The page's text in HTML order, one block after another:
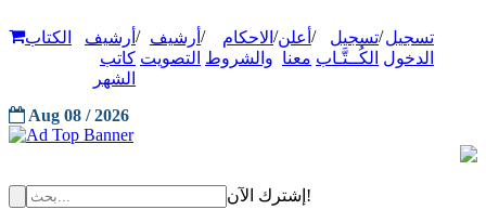
تسجيل
الدخول
/تسجيل
الكُــتَّـاب
/ أعلن
معنا
/ الاحكام
والشروط
/ أرشيف
التصويت
/ أرشيف
كاتب
الشهر
الكتاب
Aug 08 / 2026
إشترك الآن!